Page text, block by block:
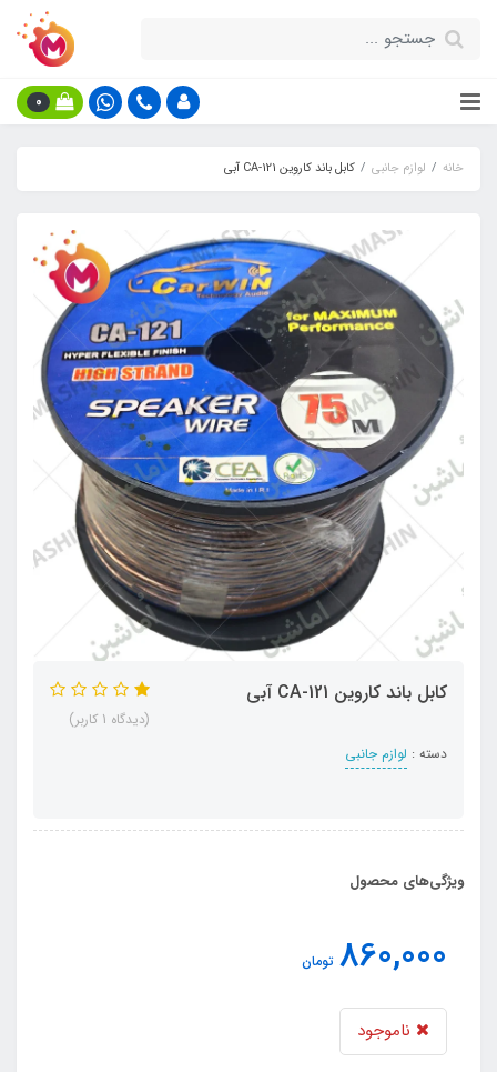
0
خانه لوازم جانبی کابل باند کاروین CA-121 آبی
کابل باند کاروین CA-121 آبی
دسته : لوازم جانبی
(دیدگاه 1 کاربر)
ویژگی‌های محصول
860,000 تومان
ناموجود